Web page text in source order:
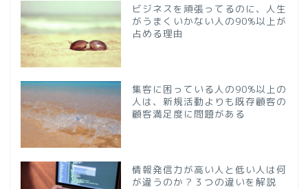
ビジネスを頑張ってるのに、人生
がうまくいかない人の90%以上が
占める理由
集客に困っている人の90%以上の
人は、新規活動よりも既存顧客の
顧客満足度に問題がある
情報発信力が高い人と低い人は何
が違うのか？３つの違いを解説